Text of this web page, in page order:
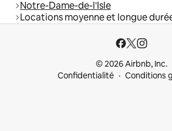
Notre-Dame-de-l'Isle
Locations moyenne et longue
© 2026 Airbnb, Inc.
Confidentialité
Conditions